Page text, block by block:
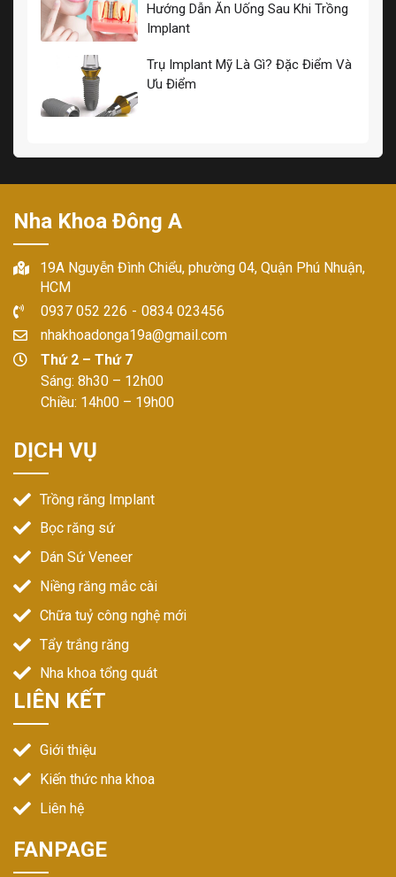
Hướng Dẫn Ăn Uống Sau Khi Trồng
Implant
Trụ Implant Mỹ Là Gì? Đặc Điểm Và
Ưu Điểm
Nha Khoa Đông A
19A Nguyễn Đình Chiểu, phường 04, Quận Phú Nhuận,
HCM
0937 052 226 - 0834 023456
nhakhoadonga19a@gmail.com
Thứ 2 – Thứ 7
Sáng: 8h30 – 12h00
Chiều: 14h00 – 19h00
DỊCH VỤ
Trồng răng Implant
Bọc răng sứ
Dán Sứ Veneer
Niềng răng mắc cài
Chữa tuỷ công nghệ mới
Tẩy trắng răng
Nha khoa tổng quát
LIÊN KẾT
Giới thiệu
Kiến thức nha khoa
Liên hệ
FANPAGE